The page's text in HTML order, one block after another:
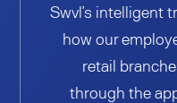
Swvl’s intelligent
how our
retail
through the